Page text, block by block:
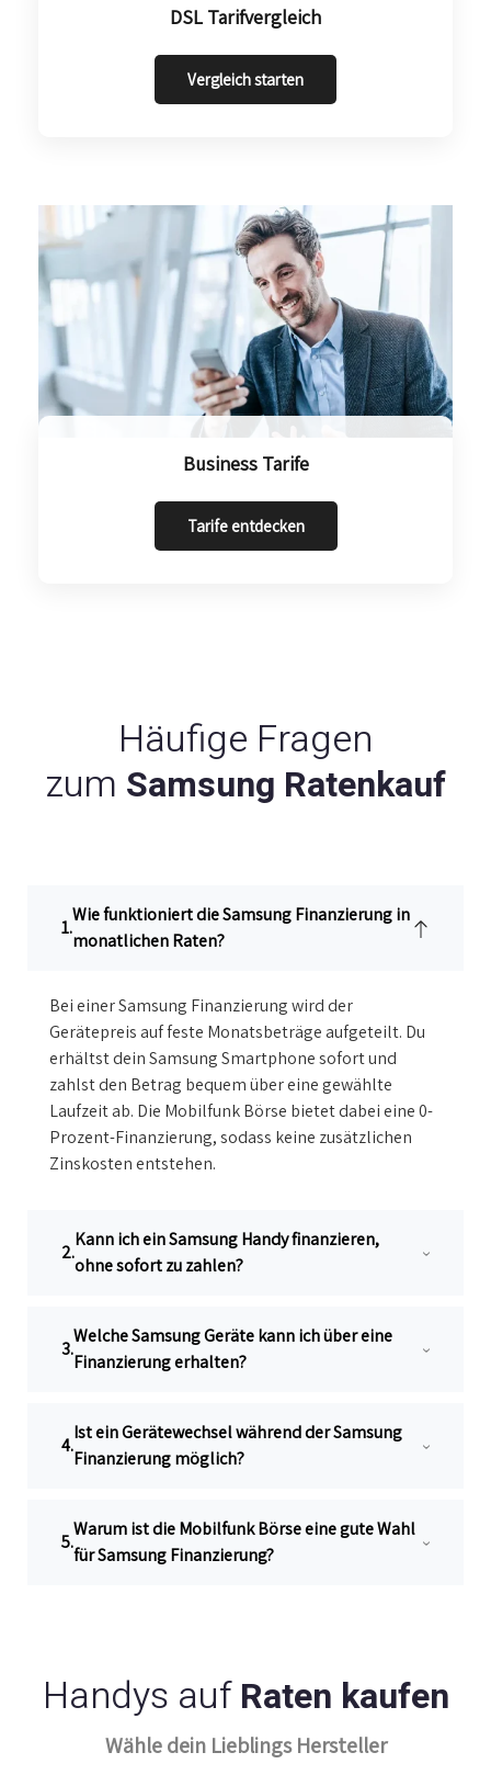
DSL Tarifvergleich
Vergleich starten
Business Tarife
Tarife entdecken
Häufige Fragen
zum Samsung Ratenkauf
Wie funktioniert die Samsung Finanzierung in
monatlichen Raten?
Bei einer Samsung Finanzierung wird der
Gerätepreis auf feste Monatsbeträge aufgeteilt. Du
erhältst dein Samsung Smartphone sofort und
zahlst den Betrag bequem über eine gewählte
Laufzeit ab. Die Mobilfunk Börse bietet dabei eine0-
Prozent-Finanzierung, sodass keine zusätzlichen
Zinskosten entstehen.
Kann ich ein Samsung Handy finanzieren,
ohne sofort zu zahlen?
Welche Samsung Geräte kann ich über eine
Finanzierung erhalten?
Ist ein Gerätewechsel während der Samsung
Finanzierung möglich?
Warum ist die Mobilfunk Börse eine gute Wahl
für Samsung Finanzierung?
Handys aufRaten kaufen
Wähle dein Lieblings Hersteller